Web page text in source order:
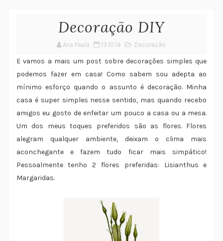
Decoração DIY
Ana Paula 13.10.14 Decoração
E vamos a mais um post sobre decorações simples que
podemos fazer em casa! Como sabem sou adepta ao
mínimo esforço quando o assunto é decoração. Minha
casa é super simples nesse sentido, mas quando recebo
amigos eu gosto de enfeitar um pouco a casa ou a mesa.
Um dos meus toques preferidos são as flores. Flores
alegram qualquer ambiente, deixam o clima mais
aconchegante e fazem tudo ficar mais simpático!
Pessoalmente tenho 2 flores preferidas: Lisianthus e
Margaridas.